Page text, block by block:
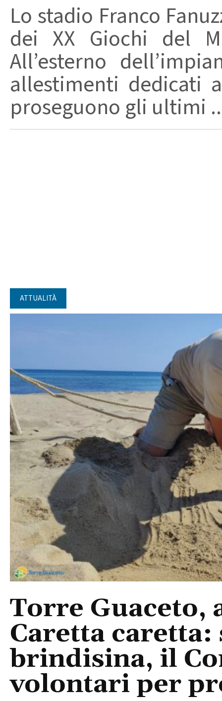
Lo stadio Franco
dei XX Giochi del
All’esterno
allestimenti dedicati
proseguono gli ultimi
ATTUALITÀ
Torre Guaceto,
Caretta caretta:
brindisina, il
volontari per